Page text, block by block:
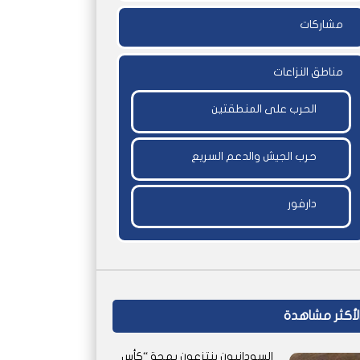
مشاركات
مناطق النزاعات
الحرب على المنطقتين
حرب الجيش والدعم السريع
دارفور
مشاهدة
السودانيون ينتزعون بهجة “كأس